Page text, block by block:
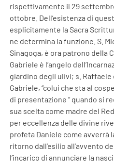
rispettivamente il 29
ottobre. Dell’esistenza di
esplicitamente la Sacra
ne determina la funzione. S.
Sinagoga, è ora patrono della
Gabriele è l’angelo
giardino degli ulivi; s. Raffaele
Gabriele, “colui che sta al
di presentazione ” quando si
sua scelta come madre del
per eccellenza delle divine
profeta Daniele come avverrà
ritorno dall’esilio all’avvento
l’incarico di annunciare la